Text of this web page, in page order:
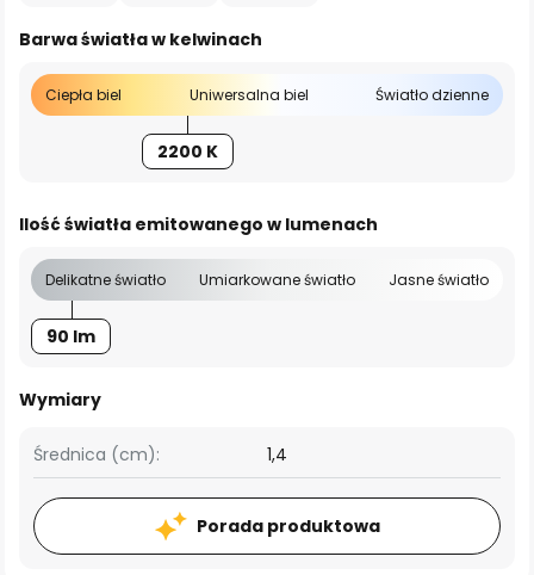
Barwa światła w kelwinach
Ciepła biel Uniwersalna biel Światło dzienne
2200 K
Ilość światła emitowanego w lumenach
Delikatne światło Umiarkowane światło Jasne światło
90 lm
Wymiary
Średnica (cm): 1,4
Porada produktowa